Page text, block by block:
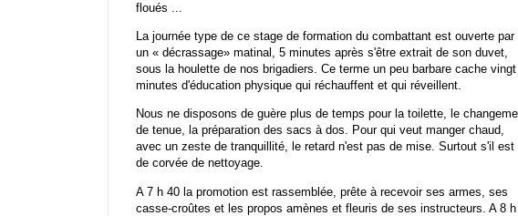
floués ...
La journée type de ce stage de formation du combattant est ouverte par
un « décrassage» matinal, 5 minutes après s'être extrait de son duvet,
sous la houlette de nos brigadiers. Ce terme un peu barbare cache vingt
minutes d'éducation physique qui réchauffent et qui réveillent.
Nous ne disposons de guère plus de temps pour la toilette, le
de tenue, la préparation des sacs à dos. Pour qui veut manger chaud,
avec un zeste de tranquillité, le retard n'est pas de mise. Surtout s'il est
de corvée de nettoyage.
A 7 h 40 la promotion est rassemblée, prête à recevoir ses armes, ses
casse-croûtes et les propos amènes et fleuris de ses instructeurs. A 8 h